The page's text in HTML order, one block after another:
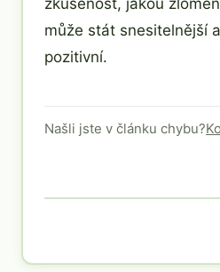
zkušenost, jakou
může stát snesitelnější
pozitivní.
Našli jste v článku chybu?